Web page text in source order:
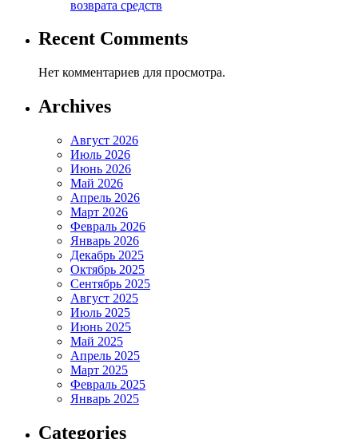
возврата средств
Recent Comments
Нет комментариев для просмотра.
Archives
Август 2026
Июль 2026
Июнь 2026
Май 2026
Апрель 2026
Март 2026
Февраль 2026
Январь 2026
Декабрь 2025
Октябрь 2025
Сентябрь 2025
Август 2025
Июль 2025
Июнь 2025
Май 2025
Апрель 2025
Март 2025
Февраль 2025
Январь 2025
Categories